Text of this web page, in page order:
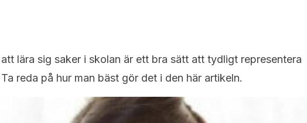
lära sig saker i skolan är ett bra sätt att tydligt representera
reda på hur man bäst gör det i den här artikeln.